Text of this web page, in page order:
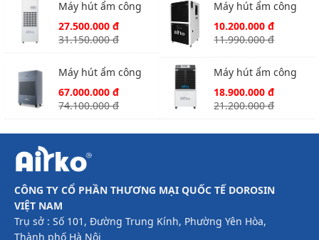
Máy hút ẩm công
nghiệp Airko DP-5S
công suất 180
lít/ngày
27.500.000 đ
31.150.000 đ
Máy hút ẩm công
nghiệp Dorosin
Airko ERS-860L công
10.200.000 đ
11.990.000 đ
Máy hút ẩm công
nghiệp Airko HP-20S
công suất 480 lít/
ngày
67.000.000 đ
74.100.000 đ
Máy hút ẩm công
nghiệp Airko ERS-
8150L công suất 150
lít/ngày
18.900.000 đ
21.200.000 đ
CÔNG TY CỔ PHẦN THƯƠNG MẠI QUỐC TẾ DOROSIN
VIỆT NAM
Trụ sở : Số 101, Đường Trung Kính, Phường Yên Hòa,
Thành phố Hà Nội